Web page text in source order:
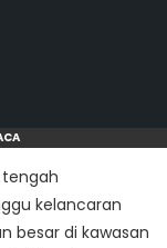
kelancaran
besar di kawasan